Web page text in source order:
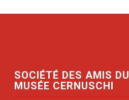
SOCIÉTÉ DES AMIS DU
MUSÉE CERNUSCHI